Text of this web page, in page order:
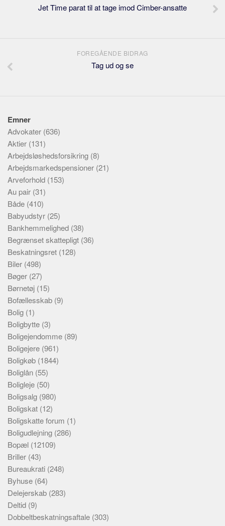
Jet Time parat til at tage imod Cimber-ansatte
FOREGÅENDE BIDRAG
Tag ud og se
Emner
Advokater (636)
Aktier (131)
Arbejdsløshedsforsikring (8)
Arbejdsmarkedspensioner (21)
Arveforhold (153)
Au pair (31)
Både (410)
Babyudstyr (25)
Bankhemmelighed (38)
Begrænset skattepligt (36)
Beskatningsret (128)
Biler (498)
Bøger (27)
Børnetøj (15)
Bofællesskab (9)
Bolig (1)
Boligbytte (3)
Boligejendomme (89)
Boligejere (961)
Boligkøb (1844)
Boliglån (55)
Boligleje (50)
Boligsalg (980)
Boligskat (12)
Boligskatte forum (1)
Boligudlejning (286)
Bopæl (12109)
Briller (43)
Bureaukrati (248)
Byhuse (64)
Delejerskab (283)
Deltid (9)
Dobbeltbeskatningsaftale (303)